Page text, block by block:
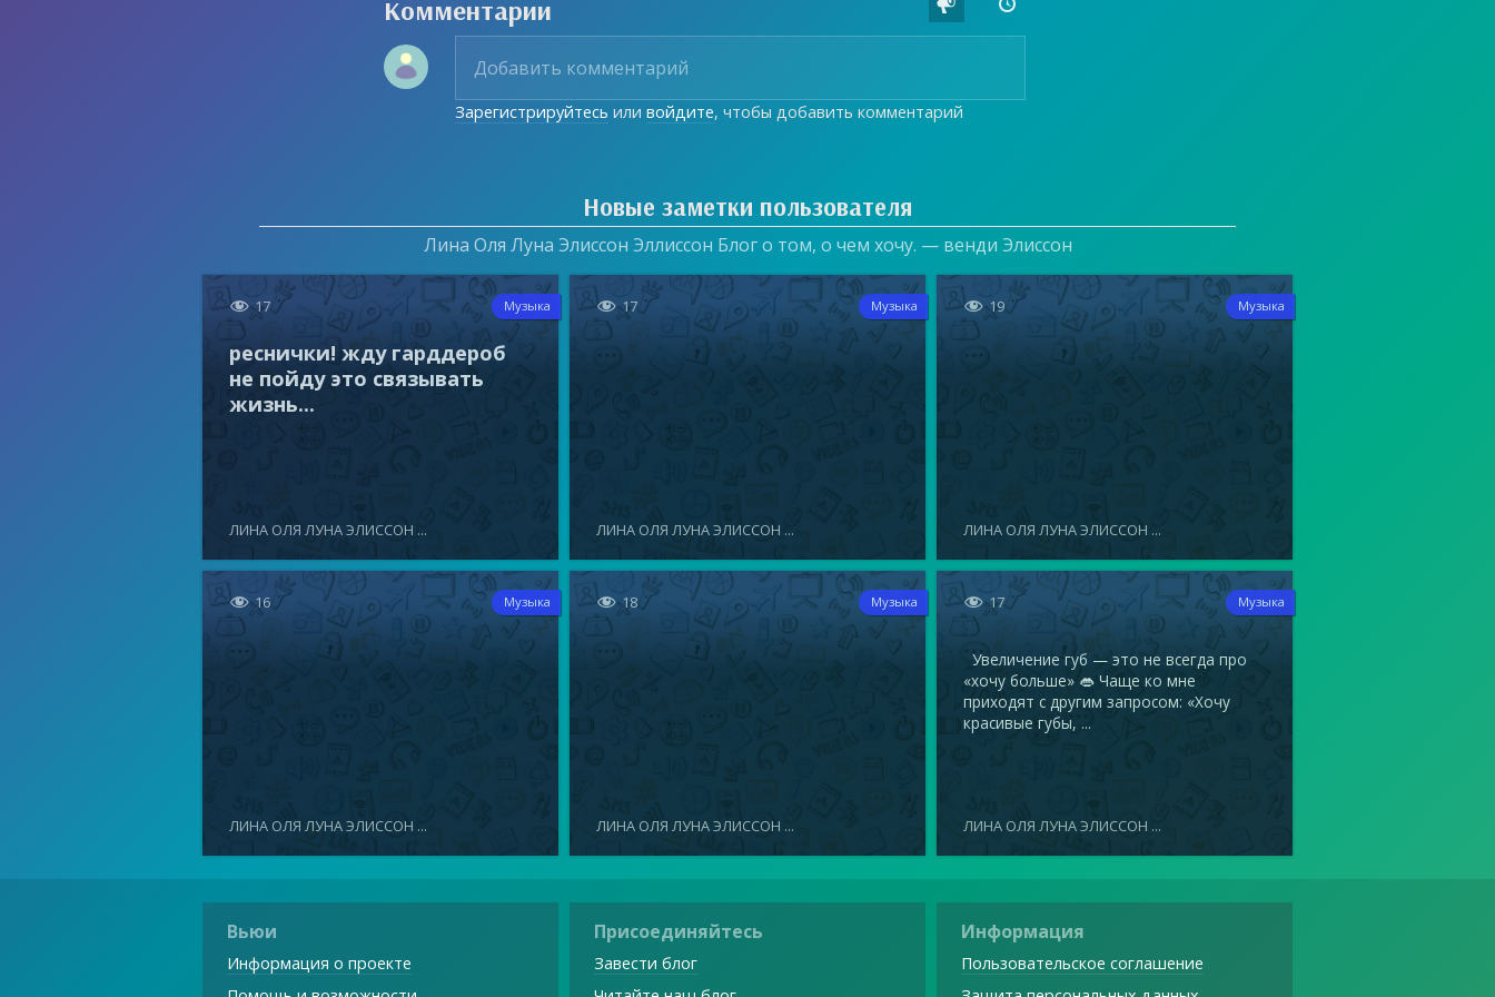
Комментарии
Зарегистрируйтесь иливойдите, чтобы добавить комментарий
Новые заметки пользователя
Лина Оля Луна Элиссон Эллиссон Блог о том, о чем хочу. — венди Элиссон
 17 Музыка
реснички! жду гарддероб
не пойду это связывать
жизнь...
ЛИНА ОЛЯ ЛУНА ЭЛИССОН ...
 17 Музыка
ЛИНА ОЛЯ ЛУНА ЭЛИССОН ...
 19 Музыка
ЛИНА ОЛЯ ЛУНА ЭЛИССОН ...
 16 Музыка
ЛИНА ОЛЯ ЛУНА ЭЛИССОН ...
 18 Музыка
ЛИНА ОЛЯ ЛУНА ЭЛИССОН ...
 17 Музыка
Увеличение губ — это не всегда про
«хочу больше» 👄 Чаще ко мне
приходят с другим запросом: «Хочу
красивые губы, ...
ЛИНА ОЛЯ ЛУНА ЭЛИССОН ...
Вьюи
Информация о проекте
Присоединяйтесь
Завести блог
Информация
Пользовательское соглашение